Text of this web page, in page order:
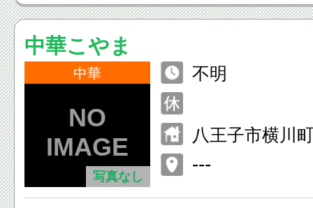
中華こやま
中華
写真なし
不明
八王子市横川
---